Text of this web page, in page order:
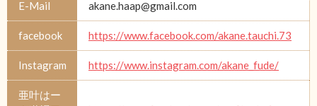
E-Mail akane.haap@gmail.com
facebook https://www.facebook.com/akane.tauchi.73
Instagram https://www.instagram.com/akane_fude/
亜叶はー